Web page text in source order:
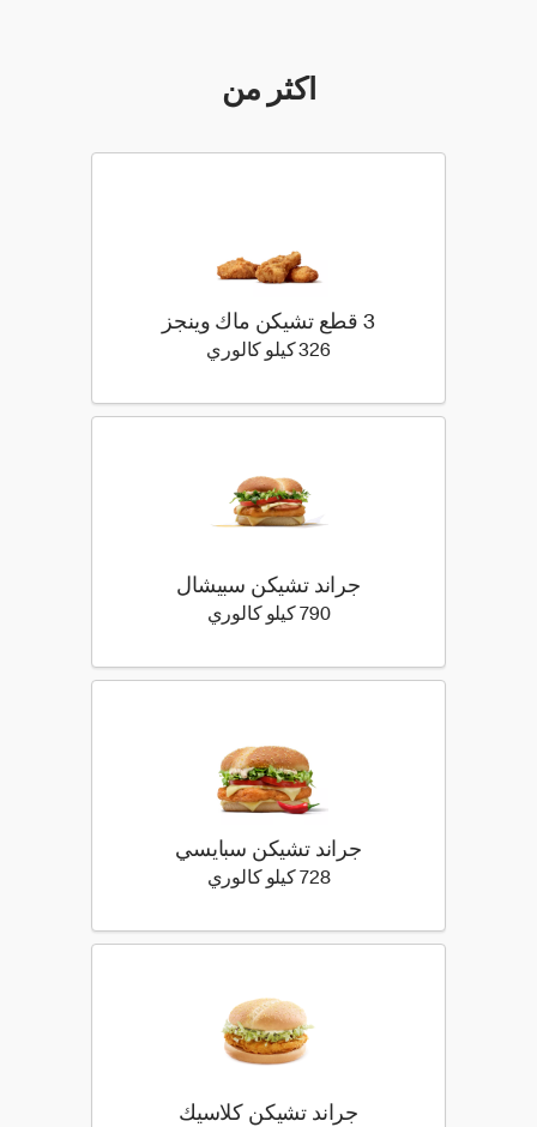
أكثر من
3 قطع تشيكن ماك وينجز
326 كيلو كالوري 326 كيلو سعرة حرارية
جراند تشيكن سبيشال
790 كيلو كالوري
‫جراند تشيكن سبايسي
728 كيلو كالوري
جراند تشيكن كلاسيك